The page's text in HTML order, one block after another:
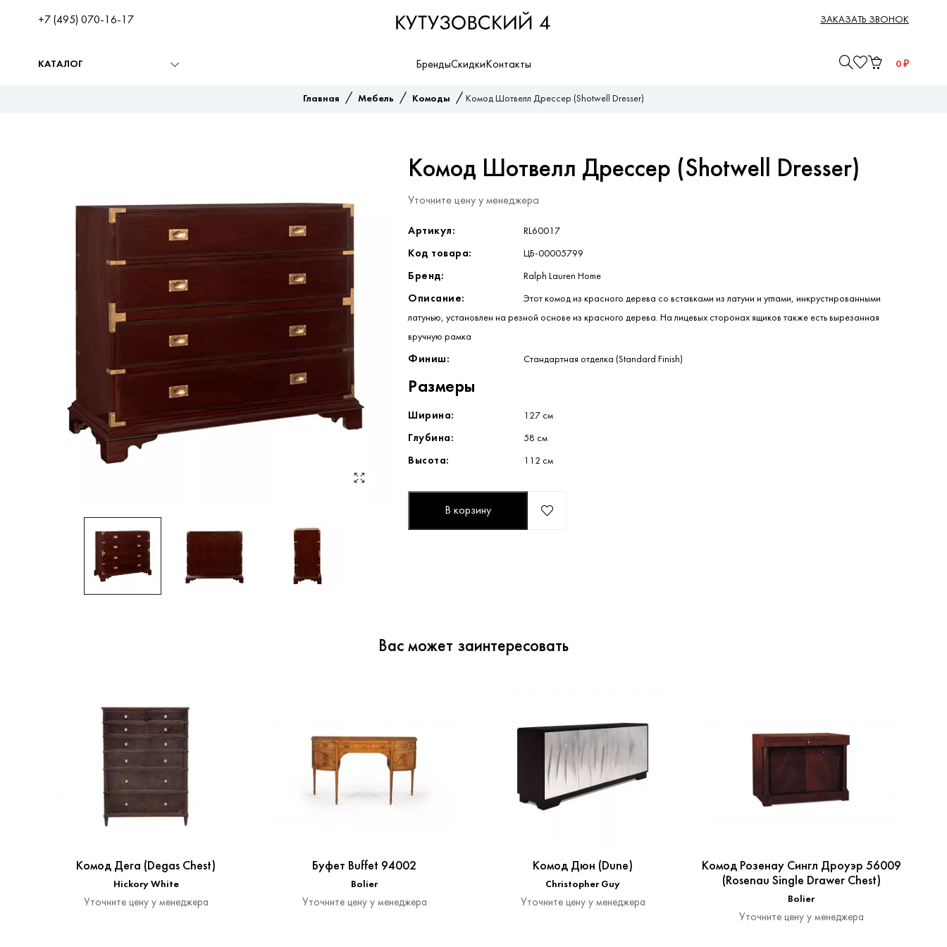
+7 (495) 070-16-17 ЗАКАЗАТЬ ЗВОНОК
КАТАЛОГ БрендыСкидки Контакты 0 ₽
Главная / Мебель / Комоды / Комод Шотвелл Дрессер (Shotwell Dresser)
Комод Шотвелл Дрессер (Shotwell Dresser)
Уточните цену у менеджера
Артикул: RL60017
Код товара: ЦБ-00005799
Бренд: Ralph Lauren Home
Описание: Этот комод из красного дерева со вставками из латуни и углами, инкрустированными
латунью, установлен на резной основе из красного дерева. На лицевых сторонах ящиков также есть вырезанная
вручную рамка
Финиш: Стандартная отделка (Standard Finish)
Размеры
Ширина: 127 см
Глубина: 58 см
Высота: 112 см
В корзину
Вас может заинтересовать
Комод Дега (Degas Chest)
Hickory White
Уточните цену у менеджера
Буфет Buffet 94002
Bolier
Уточните цену у менеджера
Комод Дюн (Dune)
Christopher Guy
Уточните цену у менеджера
Комод Розенау Сингл Дроуэр 56009
(Rosenau Single Drawer Chest)
Bolier
Уточните цену у менеджера